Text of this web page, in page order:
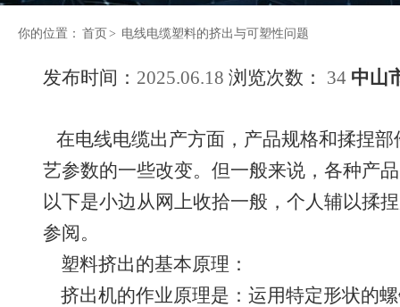
你的位置： 首页 > 电线电缆塑料的挤出与可塑性问题
发布时间： 2025.06.18 浏览次数： 34 中山
在电线电缆出产方面，产品规格和揉捏
艺参数的一些改变。但一般来说，各种产
以下是小边从网上收拾一般，个人辅以揉
参阅。
塑料挤出的基本原理：
挤出机的作业原理是：运用特定形状的